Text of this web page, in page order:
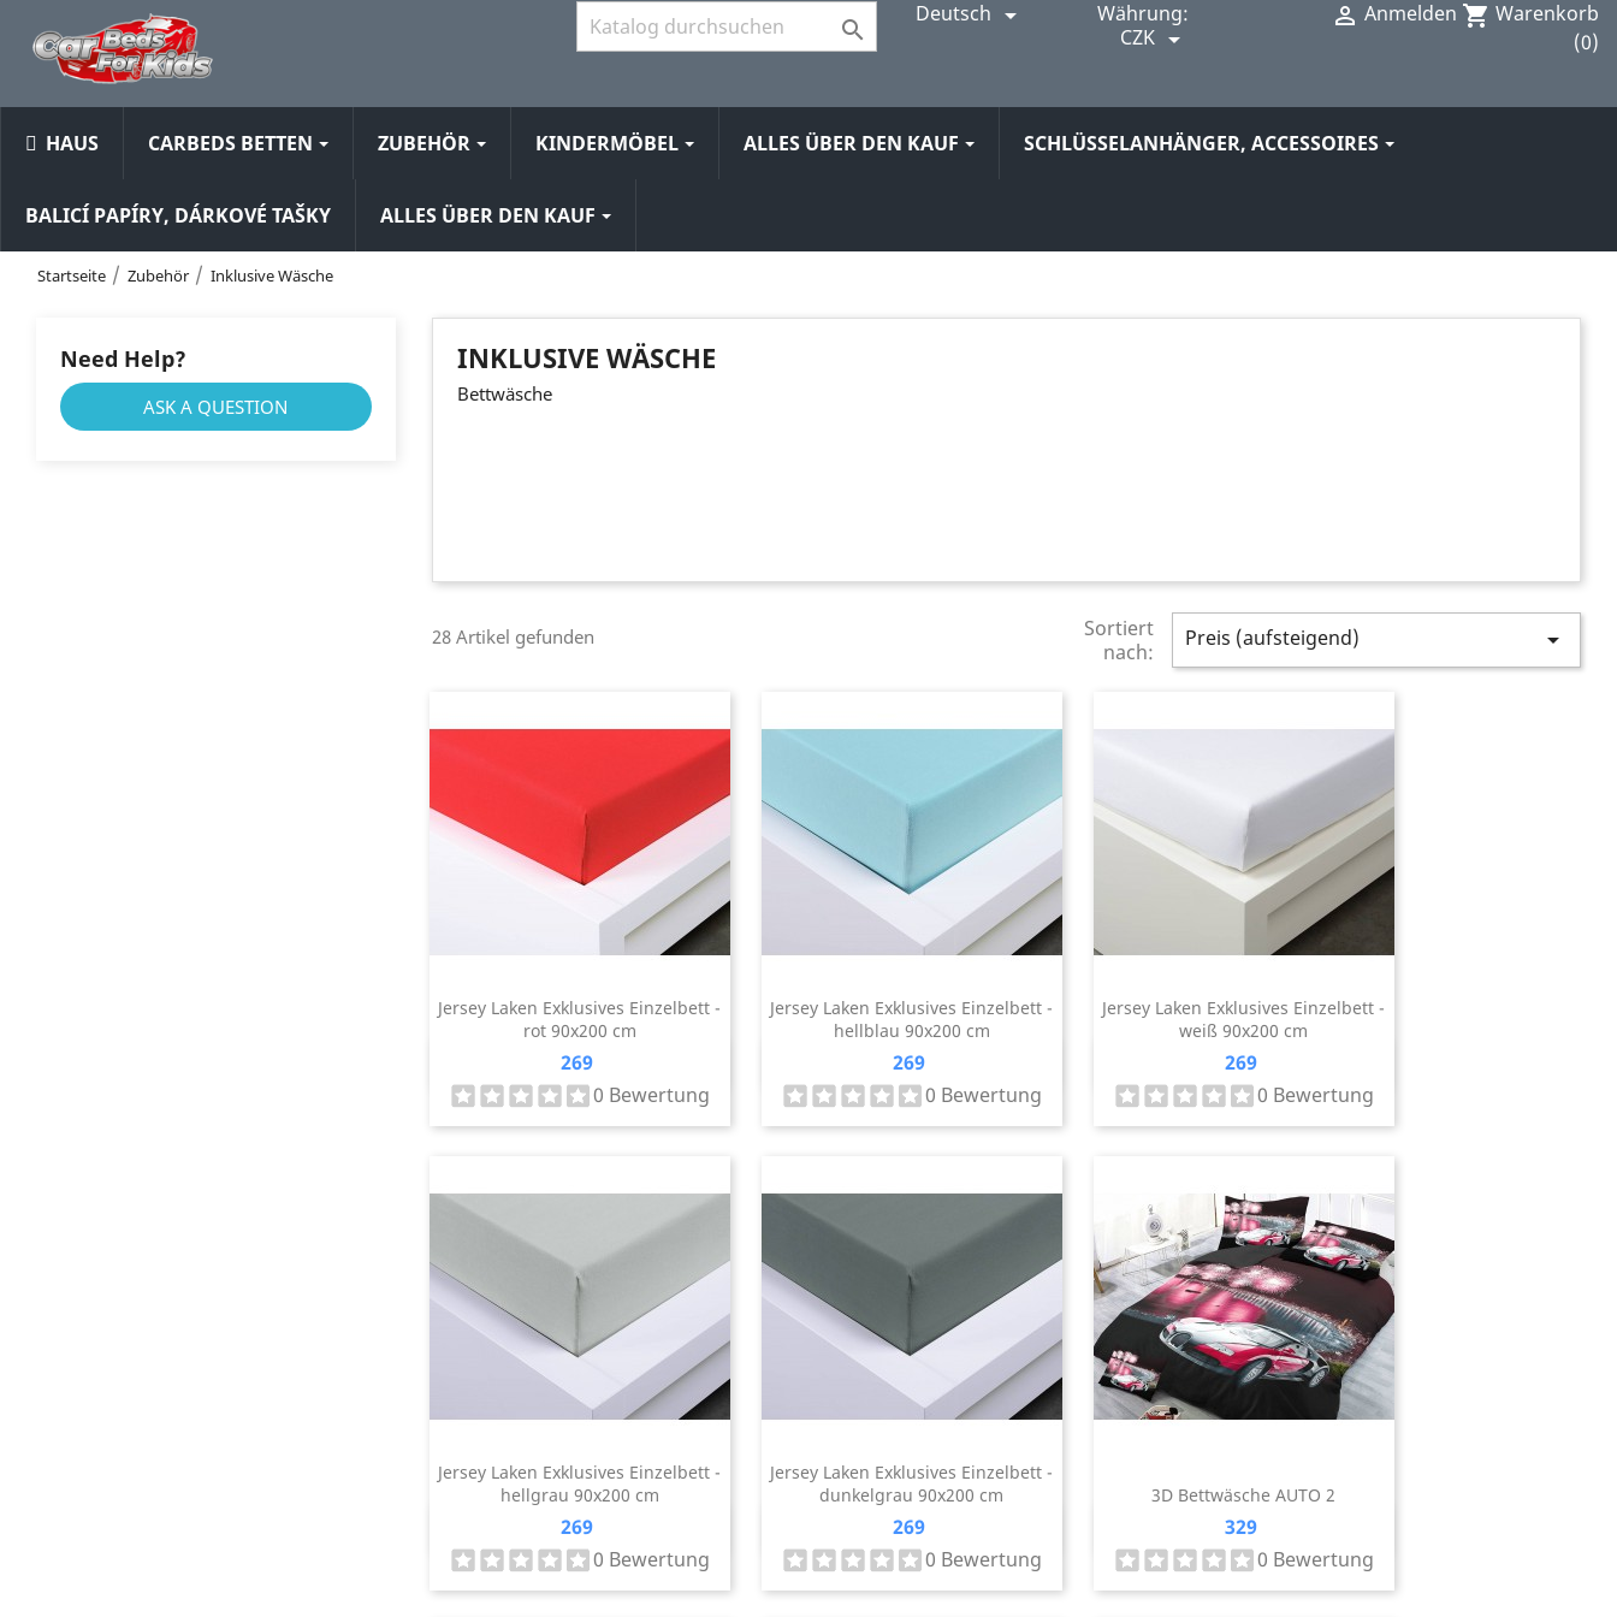

Deutsch 
Währung:
CZK 
 Anmelden shopping_cart Warenkorb
(0)
HAUS CARBEDS BETTEN ZUBEHÖR KINDERMÖBEL ALLES ÜBER DEN KAUF SCHLÜSSELANHÄNGER, ACCESSOIRES
BALICÍ PAPÍRY, DÁRKOVÉ TAŠKY ALLES ÜBER DEN KAUF
Startseite Zubehör Inklusive Wäsche
Need Help?
ASK A QUESTION
INKLUSIVE WÄSCHE
Bettwäsche
28 Artikel gefunden
Sortiert
nach:
Preis (aufsteigend) 
Jersey Laken Exklusives Einzelbett -
rot 90x200 cm
Preis
269
0 Bewertung
Vorschau
Jersey Laken Exklusives Einzelbett -
hellblau 90x200 cm
Preis
269
0 Bewertung
Vorschau
Jersey Laken Exklusives Einzelbett -
weiß 90x200 cm
Preis
269
0 Bewertung
Vorschau
Jersey Laken Exklusives Einzelbett -
hellgrau 90x200 cm
Preis
269
0 Bewertung
Vorschau
Jersey Laken Exklusives Einzelbett -
dunkelgrau 90x200 cm
Preis
269
0 Bewertung
Vorschau
3D Bettwäsche AUTO 2
Preis
329
0 Bewertung
Vorschau